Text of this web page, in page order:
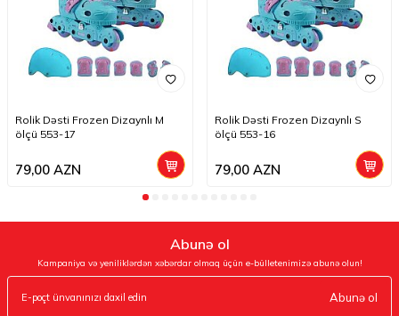
Rolik Dəsti Frozen Dizaynlı M
ölçü 553-17
79,00 AZN
Rolik Dəsti Frozen Dizaynlı S
ölçü 553-16
79,00AZN
Abunə ol
Kampaniya və yeniliklərdən xəbərdar olmaq üçün e-bülletenimizə abunə olun!
Abunə ol